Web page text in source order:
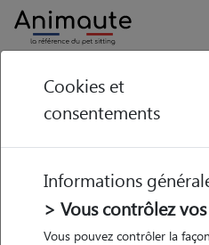
Animaute Auvergne-Rhône-Alpes
• 35 ans
Cookies et
consentements
Informations
> Vous contrôlez
Vous pouvez contrôler la